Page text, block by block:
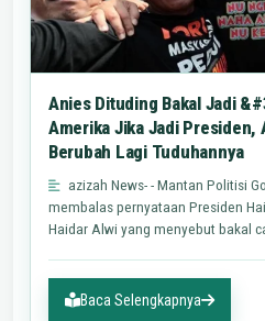
Anies Dituding Bakal Jadi
Amerika Jika Jadi Presiden,
Berubah Lagi Tuduhannya
azizah News- - Mantan Politisi
membalas pernyataan Presiden
Haidar Alwi yang menyebut bakal
Baca Selengkapnya